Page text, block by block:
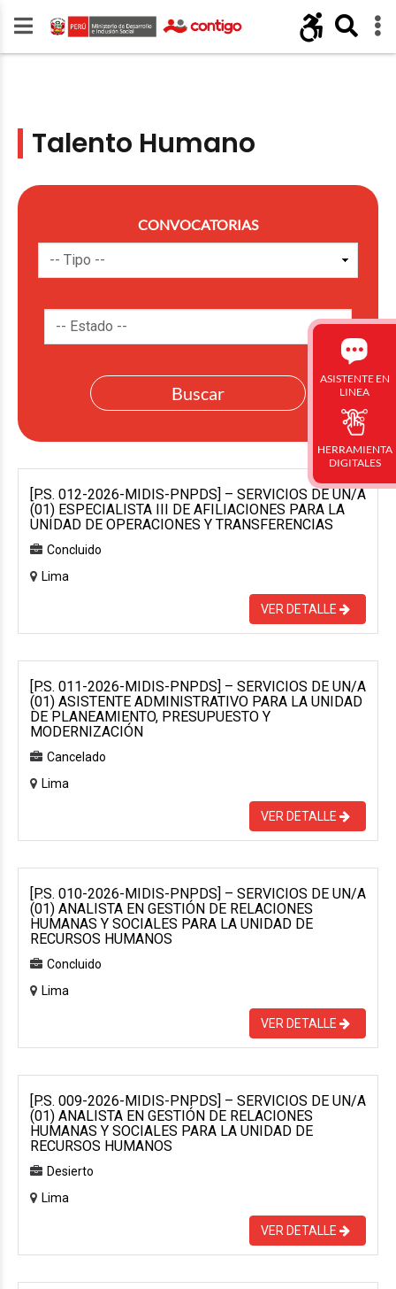
Talento Humano
CONVOCATORIAS
[P.S. 012-2026-MIDIS-PNPDS] – SERVICIOS DE UN/A
(01) ESPECIALISTA III DE AFILIACIONES PARA LA
UNIDAD DE OPERACIONES Y TRANSFERENCIAS
Concluido
Lima
VER DETALLE
[P.S. 011-2026-MIDIS-PNPDS] – SERVICIOS DE UN/A
(01) ASISTENTE ADMINISTRATIVO PARA LA UNIDAD
DE PLANEAMIENTO, PRESUPUESTO Y
MODERNIZACIÓN
Cancelado
Lima
VER DETALLE
[P.S. 010-2026-MIDIS-PNPDS] – SERVICIOS DE UN/A
(01) ANALISTA EN GESTIÓN DE RELACIONES
HUMANAS Y SOCIALES PARA LA UNIDAD DE
RECURSOS HUMANOS
Concluido
Lima
VER DETALLE
[P.S. 009-2026-MIDIS-PNPDS] – SERVICIOS DE UN/A
(01) ANALISTA EN GESTIÓN DE RELACIONES
HUMANAS Y SOCIALES PARA LA UNIDAD DE
RECURSOS HUMANOS
Desierto
Lima
VER DETALLE
ASISTENTE EN
LINEA
HERRAMIENTA
DIGITALES